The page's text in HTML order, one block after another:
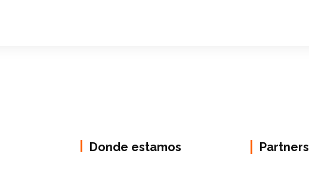
Donde estamos Partners